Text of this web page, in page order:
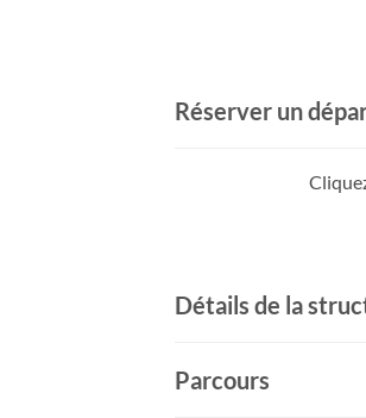
Réserver un
Détails de la
Parcours